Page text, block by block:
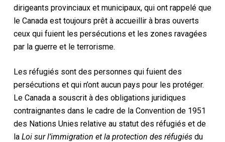
dirigeants provinciaux et municipaux, qui ont rappelé que
le Canada est toujours prêt à accueillir à bras ouverts
ceux qui fuient les persécutions et les zones ravagées
par la guerre et le terrorisme.
Les réfugiés sont des personnes qui fuient des
persécutions et qui n’ont aucun pays pour les protéger.
Le Canada a souscrit à des obligations juridiques
contraignantes dans le cadre de la Convention de 1951
des Nations Unies relative au statut des réfugiés et de
la Loi sur l’immigration et la protection des réfugiésdu